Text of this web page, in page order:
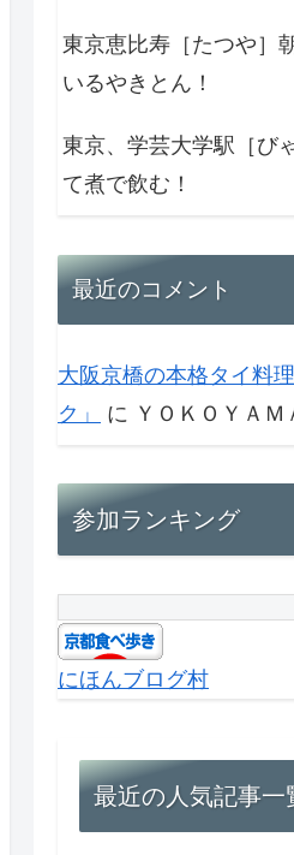
東京恵比寿［たつや］
いるやきとん！
東京、学芸大学駅［び
て煮で飲む！
最近のコメント
大阪京橋の本格タイ料
ク」
に ＹＯＫＯＹＡＭ
参加ランキング
にほんブログ村
最近の人気記事一